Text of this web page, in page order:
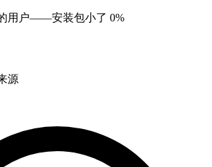
用户——安装包小了 0%
源